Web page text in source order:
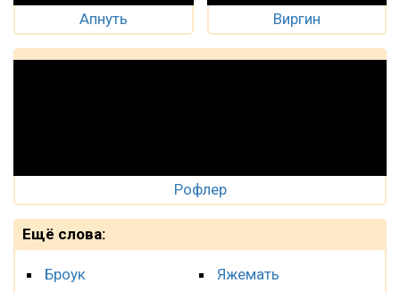
Апнуть Виргин
Рофлер
Ещё слова:
Броук Яжемать